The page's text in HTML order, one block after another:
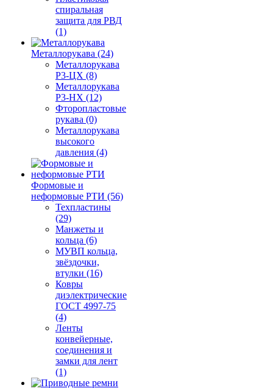
спиральная
защита для РВД
(1)
Металлорукава (24)
Металлорукава
Р3-ЦХ (8)
Металлорукава
Р3-НХ (12)
Фторопластовые
рукава (0)
Металлорукава
высокого
давления (4)
Формовые и
неформовые РТИ (56)
Техпластины
(29)
Манжеты и
кольца (6)
МУВП кольца,
звёздочки,
втулки (16)
Ковры
диэлектрические
ГОСТ 4997-75
(4)
Ленты
конвейерные,
соединения и
замки для лент
(1)